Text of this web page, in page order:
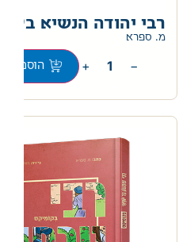
רבי יהודה הנשיא
מ. ספרא
−
+ הוספה